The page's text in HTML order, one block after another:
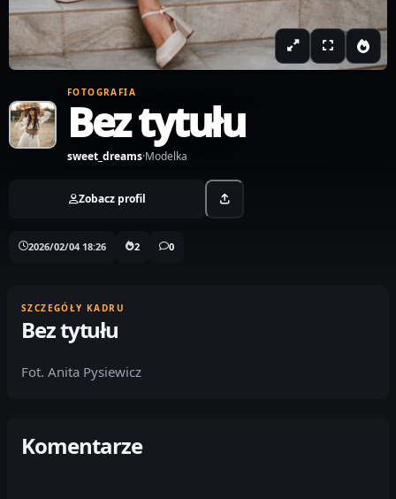
FOTOGRAFIA
Bez tytułu
sweet_dreams·Modelka
Zobacz profil
2026/02/04 18:26 2 0
SZCZEGÓŁY KADRU
Bez tytułu
Fot. Anita Pysiewicz
Komentarze